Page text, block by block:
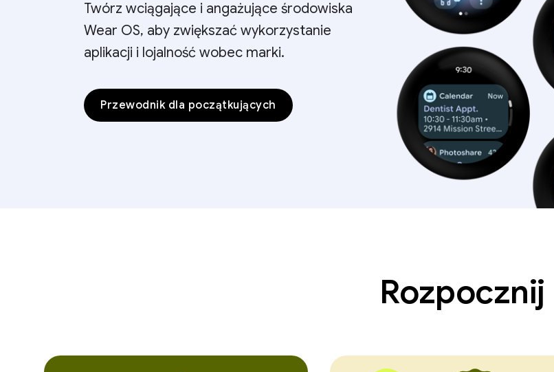
Twórz wciągające i angażujące środowiska
Wear OS, aby zwiększać wykorzystanie
aplikacji i lojalność wobec marki.
Przewodnik dla początkujących
Rozpocznij